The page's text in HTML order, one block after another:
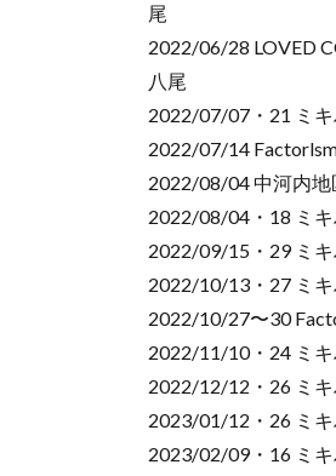
尾
2022/06/28 LOVED
八尾
2022/07/07・21 ミ
2022/07/14
2022/08/04 中河内
2022/08/04・18 ミ
2022/09/15・29 ミ
2022/10/13・27 ミ
2022/10/27〜30
2022/11/10・24 ミ
2022/12/12・26 ミ
2023/01/12・26 ミ
2023/02/09・16 ミ